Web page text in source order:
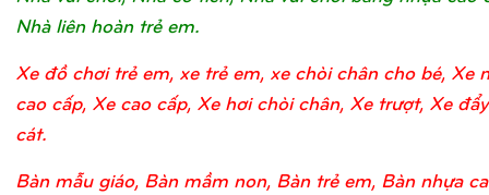
Nhà liên hoàn trẻ em.
Xe đồ chơi trẻ em, xe trẻ em, xe chòi chân cho bé, Xe
cao cấp, Xe cao cấp, Xe hơi chòi chân, Xe trượt, Xe
cát.
Bàn mẫu giáo, Bàn mầm non, Bàn trẻ em, Bàn nhựa